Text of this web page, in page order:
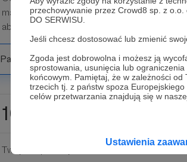
przechowywanie przez Crowd8 sp. z
DO SERWISU.
Jeśli chcesz dostosować lub zmienić
Zgoda jest dobrowolna i możesz ją
sprostowania, usunięcia lub
końcowym. Pamiętaj, że w zależności
trzecich tj. z państw spoza
celów przetwarzania znajdują się w
Ustawienia
materiały i niespodzianki,
aby podziękować za Twoją obecność i
Patroni: 0
10 zł
Twoje wsparcie jest dla nas bezcenne,